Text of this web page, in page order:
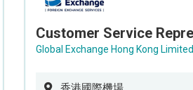
Global Exchange Hong Kong Limited